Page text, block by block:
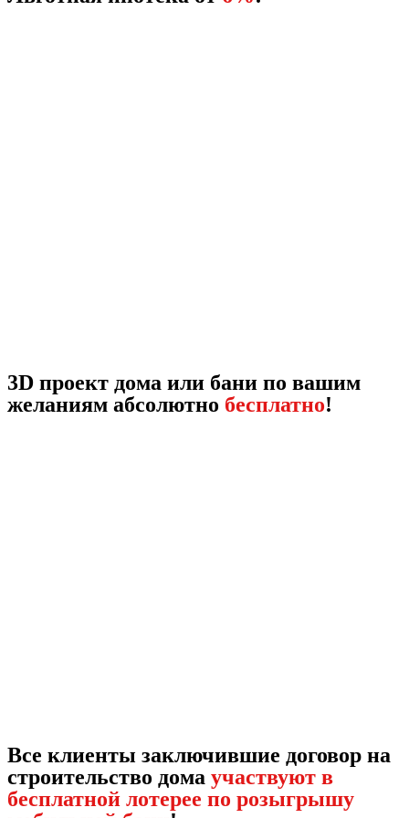
3D проект дома или бани по вашим
желаниям абсолютно бесплатно!
Все клиенты заключившие договор на
строительство дома участвуют в
бесплатной лотерее по розыгрышу